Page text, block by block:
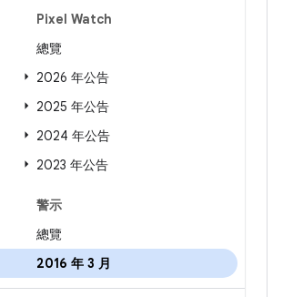
Pixel Watch
總覽
2026 年公告
2025 年公告
2024 年公告
2023 年公告
警示
總覽
2016 年 3 月